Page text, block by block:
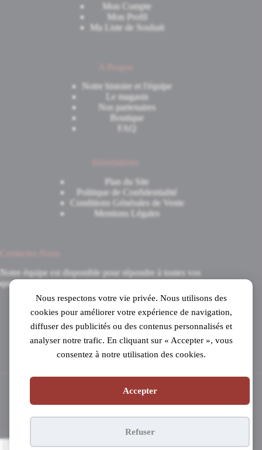
Nous respectons votre vie privée. Nous utilisons des
cookies pour améliorer votre expérience de navigation,
diffuser des publicités ou des contenus personnalisés et
analyser notre trafic. En cliquant sur « Accepter », vous
consentez à notre utilisation des cookies.
Accepter
Refuser
Mon Compte
Mon Profil
Ma Liste de Souhait
Notre histoire et l'équipe
Le magasin
Nos partenaires
Boutique
FAQ
Plan du Site
Politique de Confidentialité
Conditions Générales de Vente
Mentions Légales
Contactez-Nous
Notre équipe est disponible pour répondre à toutes vos
questions.
8 Avenue du 8 Mai 1945
31520 Ramonville-Saint-Agne
Mardi au samedi
de 10h à 19h en continu
Copyright © 2026 - Pianos Parisot